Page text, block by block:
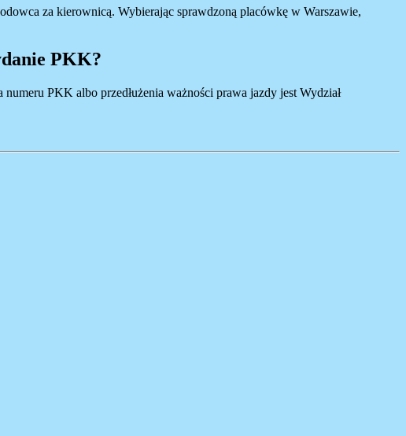
za kierownicą. Wybierając sprawdzoną placówkę w Warszawie,
PKK?
PKK albo przedłużenia ważności prawa jazdy jest Wydział